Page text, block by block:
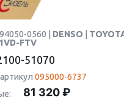
0560 | DENSO
1VD-FTV
51070
095000-6737
81 320 ₽